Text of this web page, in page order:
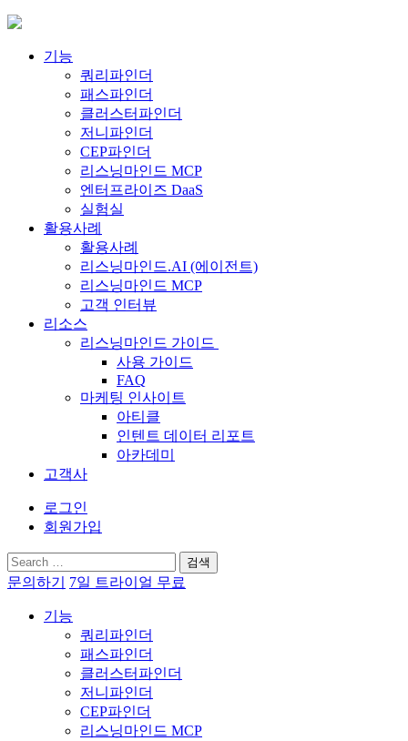
Skip
content기능
쿼리파인더
패스파인더
클러스터파인더
저니파인더
CEP파인더
리스닝마인드 MCP
엔터프라이즈 DaaS
실험실
활용사례
활용사례
리스닝마인드.AI (에이전트)
리스닝마인드 MCP
고객 인터뷰
리소스
리스닝마인드 가이드
사용 가이드
FAQ
마케팅 인사이트
아티클
인텐트 데이터 리포트
아카데미
고객사
로그인
회원가입
검
색:
문의하기 7일 트라이얼 무료
기능
쿼리파인더
패스파인더
클러스터파인더
저니파인더
CEP파인더
리스닝마인드 MCP